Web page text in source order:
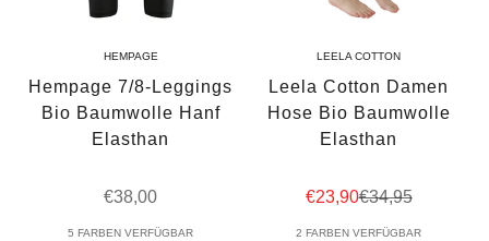
HEMPAGE
Hempage 7/8-Leggings
Bio Baumwolle Hanf
Elasthan
Angebot
€38,00
5 FARBEN VERFÜGBAR
LEELA COTTON
Leela Cotton Damen
Hose Bio Baumwolle
Elasthan
Angebot
€23,90Regulärer Preis
€34,95
2 FARBEN VERFÜGBAR